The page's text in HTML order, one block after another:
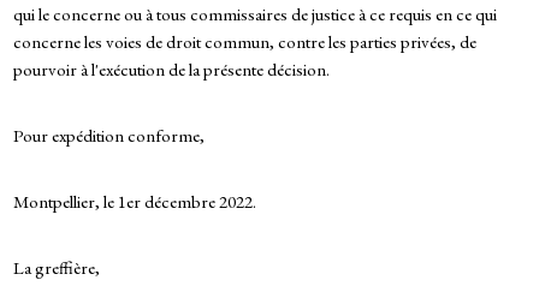
qui le concerne ou à tous commissaires de justice à ce requis en ce qui
concerne les voies de droit commun, contre les parties privées, de
pourvoir à l'exécution de la présente décision.
Pour expédition conforme,
Montpellier, le 1er décembre 2022.
La greffière,